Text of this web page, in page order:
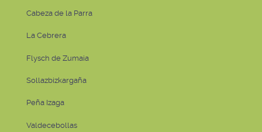
Cabeza de la Parra
La Cebrera
Flysch de Zumaia
Sollazbizkargaña
Peña Izaga
Valdecebollas